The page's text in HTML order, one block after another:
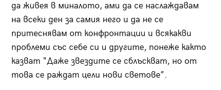
да живея в миналото, ами да се наслаждавам
на всеки ден за самия него и да не се
притеснявам от конфронтации и всякакви
проблеми със себе си и другите, понеже както
казват “Даже звездите се сблъскват, но от
това се раждат цели нови светове”.